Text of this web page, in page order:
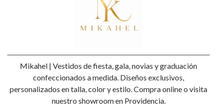
Mikahel | Vestidos de fiesta, gala, novias y graduación
confeccionados a medida. Diseños exclusivos,
personalizados en talla, color y estilo. Compra online o visita
nuestro showroom en Providencia.